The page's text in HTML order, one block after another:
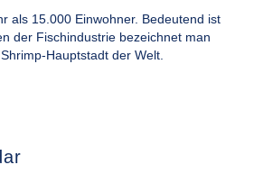
als 15.000 Einwohner. Bedeutend ist
der Fischindustrie bezeichnet man
Hauptstadt der Welt.